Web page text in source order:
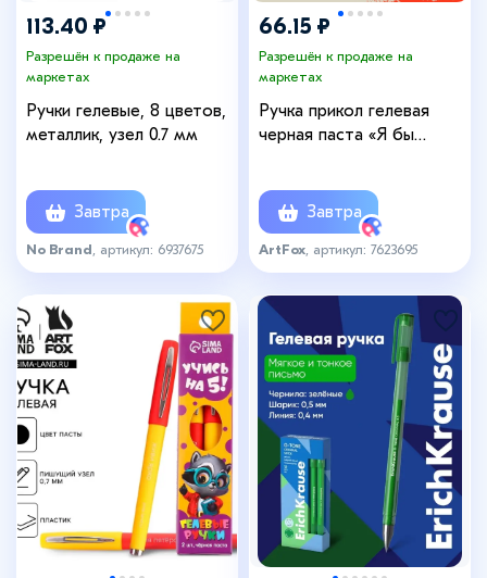
113.40 ₽
Разрешён к продаже на
маркетах
Ручки гелевые, 8 цветов,
металлик, узел 0.7 мм
Завтра
No Brand , артикул: 6937675
66.15 ₽
Разрешён к продаже на
маркетах
Ручка прикол гелевая
черная паста «Я бы
Завтра
ArtFox , артикул: 7623695